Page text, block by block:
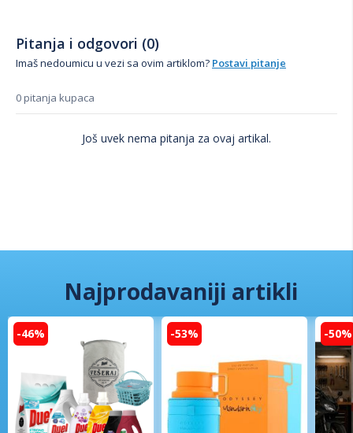
Pitanja i odgovori (0)
Imaš nedoumicu u vezi sa ovim artiklom? Postavi pitanje
0 pitanja kupaca
Još uvek nema pitanja za ovaj artikal.
Najprodavaniji artikli
-46% -53% -50%